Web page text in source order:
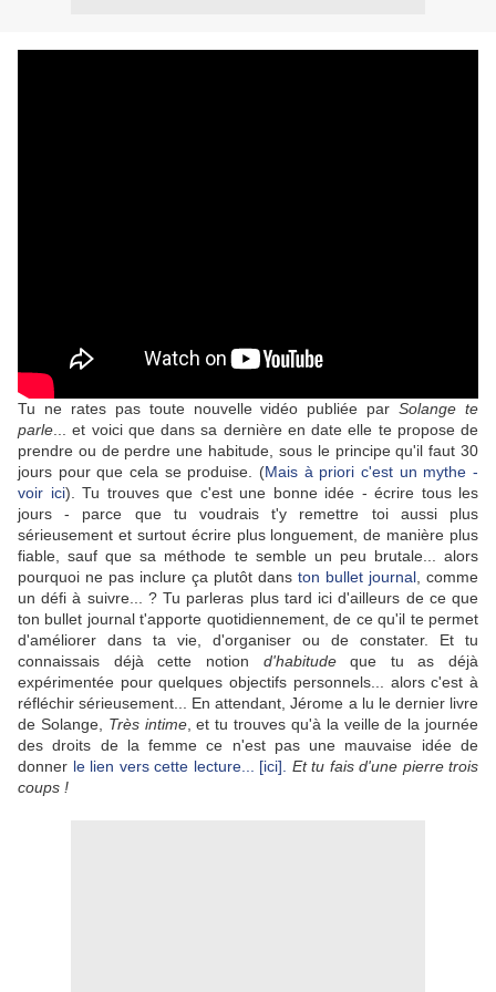
Tu ne rates pas toute nouvelle vidéo publiée parSolange te
parle ... et voici que dans sa dernière en date elle te propose de
prendre ou de perdre une habitude, sous le principe qu'il faut 30
jours pour que cela se produise. (Mais à priori c'est un mythe -
voir ici). Tu trouves que c'est une bonne idée - écrire tous les
jours - parce que tu voudrais t'y remettre toi aussi plus
sérieusement et surtout écrire plus longuement, de manière plus
fiable, sauf que sa méthode te semble un peu brutale... alors
pourquoi ne pas inclure ça plutôt dans ton bullet journal , comme
un défi à suivre... ? Tu parleras plus tard ici d'ailleurs de ce que
ton bullet journal t'apporte quotidiennement, de ce qu'il te permet
d'améliorer dans ta vie, d'organiser ou de constater. Et tu
connaissais déjà cette notion d'habitudeque tu as déjà
expérimentée pour quelques objectifs personnels... alors c'est à
réfléchir sérieusement... En attendant, Jérome a lu le dernier livre
de Solange, Très intime, et tu trouves qu'à la veille de la journée
des droits de la femme ce n'est pas une mauvaise idée de
donner le lien vers cette lecture... [ici].
Et tu fais d'une pierre trois
coups !